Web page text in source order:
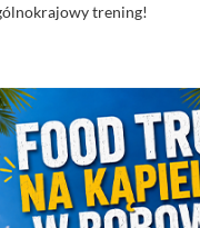
trening!